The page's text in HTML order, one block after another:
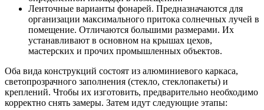
Ленточные варианты фонарей. Предназначаются для
организации максимального притока солнечных лучей в
помещение. Отличаются большими размерами. Их
устанавливают в основном на крышах цехов,
мастерских и прочих промышленных объектов.
Оба вида конструкций состоят из алюминиевого каркаса,
светопрозрачного заполнения (стекло, стеклопакеты) и
креплений. Чтобы их изготовить, предварительно необходимо
корректно снять замеры. Затем идут следующие этапы: